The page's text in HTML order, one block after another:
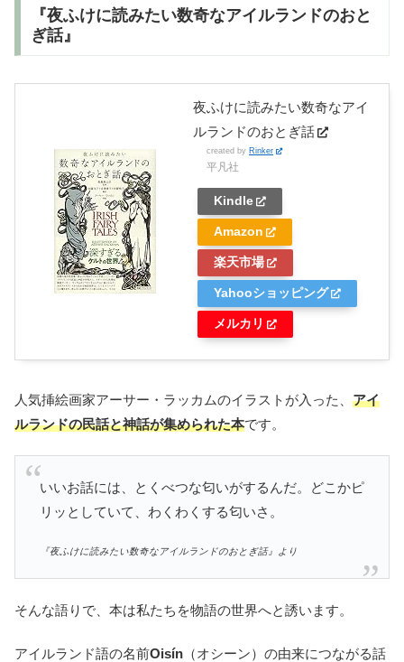
『夜ふけに読みたい数奇なアイルランドのおと
ぎ話』
夜ふけに読みたい数奇なアイ
ルランドのおとぎ話
created by Rinker
平凡社
Kindle
Amazon
楽天市場
Yahooショッピング
メルカリ
人気挿絵画家アーサー・ラッカムのイラストが入った、 アイ
ルランドの民話と神話が集められた本です。
いいお話には、とくべつな匂いがするんだ。どこかピ
リッとしていて、わくわくする匂いさ。
『夜ふけに読みたい数奇なアイルランドのおとぎ話』より
そんな語りで、本は私たちを物語の世界へと誘います。
アイルランド語の名前Oisín （オシーン）の由来につながる話